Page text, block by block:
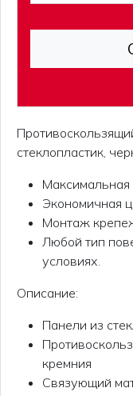
стеклопластик,
Максимальная
Экономичная
Монтаж
Любой тип
условиях.
Описание:
Панели из
кремния
Связующий